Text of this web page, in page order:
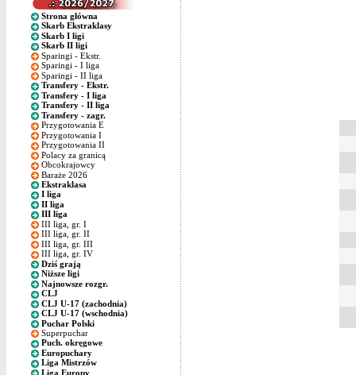
Strona główna
Skarb Ekstraklasy
Skarb I ligi
Skarb II ligi
Sparingi - Ekstr.
Sparingi - I liga
Sparingi - II liga
Transfery - Ekstr.
Transfery - I liga
Transfery - II liga
Transfery - zagr.
Przygotowania E
Przygotowania I
Przygotowania II
Polacy za granicą
Obcokrajowcy
Baraże 2026
Ekstraklasa
I liga
II liga
III liga
III liga, gr. I
III liga, gr. II
III liga, gr. III
III liga, gr. IV
Dziś grają
Niższe ligi
Najnowsze rozgr.
CLJ
CLJ U-17 (zachodnia)
CLJ U-17 (wschodnia)
Puchar Polski
Superpuchar
Puch. okręgowe
Europuchary
Liga Mistrzów
Liga Europy